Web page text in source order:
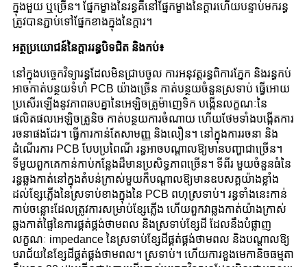
ក្នុងមួយ ឬច្រើន។ ផ្នែកម្ខាងនៃរន្ធគឺនៅផ្នែកម្ខាងនៃក្តារហើយបន្ទាប់មករន្ធ
ត្រូវបានភ្ជាប់ទៅផ្នែកខាងក្នុងនៃក្តារ។
អត្ថប្រយោជន៍នៃក្តាររន្ធបិទជិត និងកប់៖
នៅក្នុងបច្ចេកវិទ្យារន្ធដែលមិនជ្រាបចូល ការអនុវត្តរន្ធពិការភ្នែក និងរន្ធកប់
អាចកាត់បន្ថយទំហំ PCB យ៉ាងច្រើន កាត់បន្ថយចំនួនស្រទាប់ ធ្វើអោយ
ប្រសើរឡើងនូវភាពឆបគ្នានៃអេឡិចត្រូម៉ាញេទិក បង្កើនលក្ខណៈនៃ
ផលិតផលអេឡិចត្រូនិច កាត់បន្ថយការចំណាយ ហើយថែមទាំងបង្កើតការ
រចនាផងដែរ។ ធ្វើការកាន់តែសាមញ្ញ និងលឿន។ នៅក្នុងការរចនា និង
ដំណើរការ PCB បែបប្រពៃណី រន្ធអាចបណ្តាលឱ្យមានបញ្ហាជាច្រើន។
ទីមួយពួកគេកាន់កាប់កន្លែងដ៏មានប្រសិទ្ធភាពច្រើន។ ទីពីរ មួយចំនួនធំនៃ
រន្ធឆ្លងកាត់នៅក្នុងតំបន់ក្រាស់មួយក៏បណ្តាលឱ្យមានឧបសគ្គយ៉ាងខ្លាំង
ដល់ខ្សែភ្លើងនៃស្រទាប់ខាងក្នុងនៃ PCB ពហុស្រទាប់។ រន្ធទាំងនេះកាន់
កាប់ចន្លោះដែលត្រូវការសម្រាប់ខ្សែភ្លើង ហើយពួកវាឆ្លងកាត់យ៉ាងក្រាស់
ឆ្លងកាត់ផ្ទៃនៃការផ្គត់ផ្គង់ថាមពល និងស្រទាប់ខ្សែដី ដែលនឹងបំផ្លាញ
លក្ខណៈ impedance នៃស្រទាប់ខ្សែដីផ្គត់ផ្គង់ថាមពល និងបណ្តាលឱ្យ
បរាជ័យនៃខ្សែដីផ្គត់ផ្គង់ថាមពល។ ស្រទាប់។ ហើយការខួងមេកានិចធម្មតា